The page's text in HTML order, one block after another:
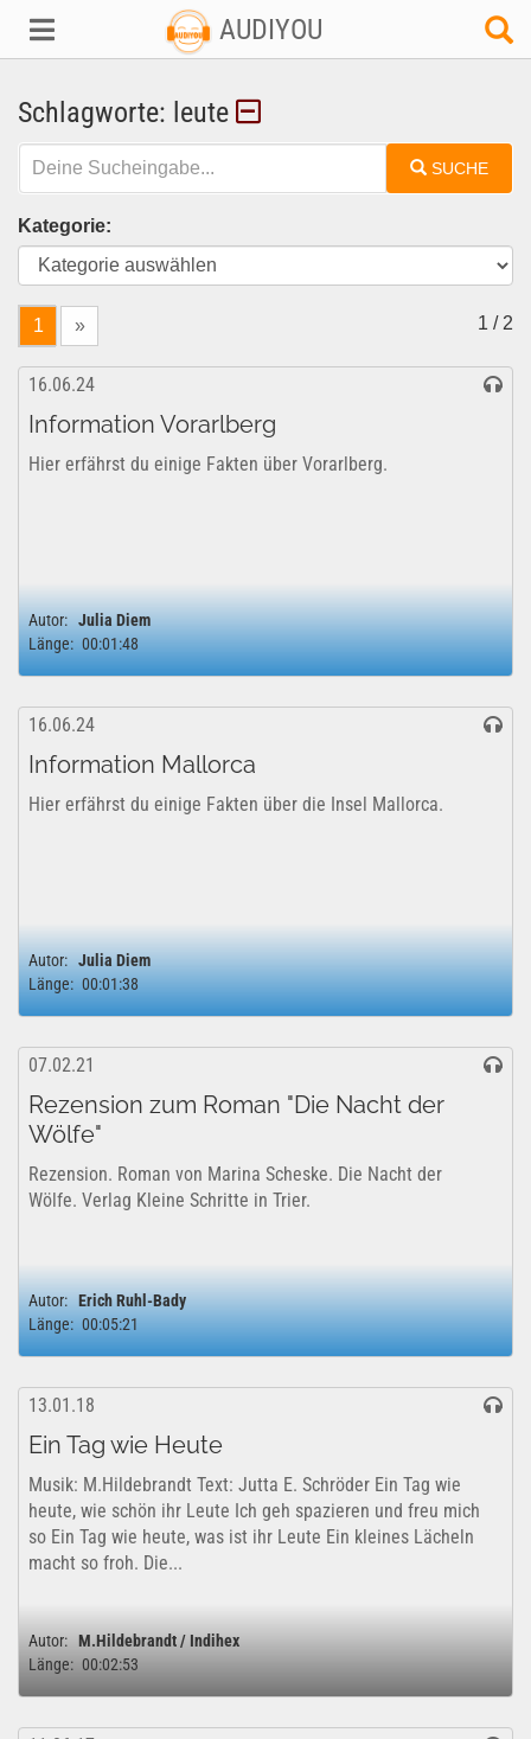
AUDIYOU
Schlagworte: leute
SUCHE
Kategorie:
1 » 1 / 2
16.06.24
Information Vorarlberg
Hier erfährst du einige Fakten über Vorarlberg.
Autor: Julia Diem
Länge: 00:01:48
16.06.24
Information Mallorca
Hier erfährst du einige Fakten über die Insel Mallorca.
Autor: Julia Diem
Länge: 00:01:38
07.02.21
Rezension zum Roman "Die Nacht der
Wölfe"
Rezension. Roman von Marina Scheske. Die Nacht der
Wölfe. Verlag Kleine Schritte in Trier.
Autor: Erich Ruhl-Bady
Länge: 00:05:21
13.01.18
Ein Tag wie Heute
Musik: M.Hildebrandt Text: Jutta E. Schröder Ein Tag wie
heute, wie schön ihr Leute Ich geh spazieren und freu mich
so Ein Tag wie heute, was ist ihr Leute Ein kleines Lächeln
macht so froh. Die...
Autor: M.Hildebrandt / Indihex
Länge: 00:02:53